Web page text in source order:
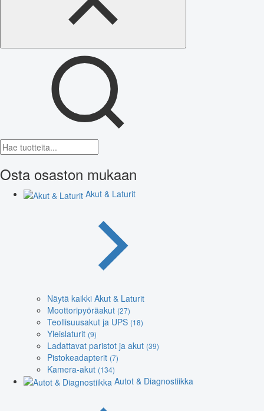
Osta osaston mukaan
Akut & Laturit
Näytä kaikki Akut & Laturit
Moottoripyöräakut (27)
Teollisuusakut ja UPS (18)
Yleislaturit (9)
Ladattavat paristot ja akut (39)
Pistokeadapterit (7)
Kamera-akut (134)
Autot & Diagnostiikka